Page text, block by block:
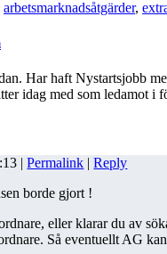
arbetsmarknadsåtgärder,
Har haft Nystartsjobb
idag med som ledamot i
|Permalink |Reply
borde gjort !
eller klarar du av
Så eventuellt AG